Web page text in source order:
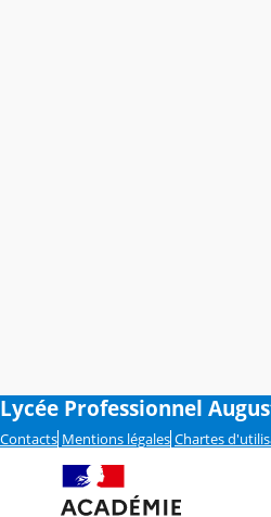
Lycée Professionnel
Contacts Mentions légales Chartes